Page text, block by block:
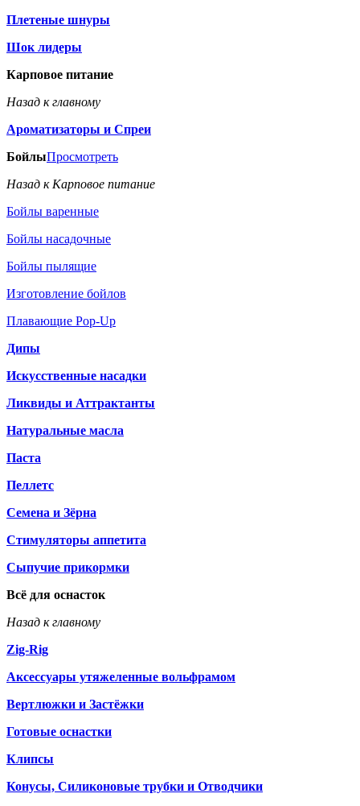
Плетеные шнуры
Шок лидеры
Карповое питание
Назад к главному
Ароматизаторы и Спреи
БойлыПросмотреть
Назад к Карповое питание
Бойлы варенные
Бойлы насадочные
Бойлы пылящие
Изготовление бойлов
Плавающие Pop-Up
Дипы
Искусственные насадки
Ликвиды и Аттрактанты
Натуральные масла
Паста
Пеллетс
Семена и Зёрна
Стимуляторы аппетита
Сыпучие прикормки
Всё для оснасток
Назад к главному
Zig-Rig
Аксессуары утяжеленные вольфрамом
Вертлюжки и Застёжки
Готовые оснастки
Клипсы
Конусы, Силиконовые трубки и Отводчики